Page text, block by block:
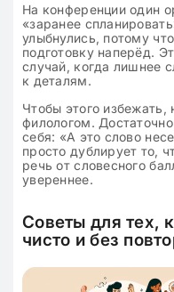
На конференции один
«заранее
улыбнулись, потому
подготовку наперёд.
случай, когда лишнее
к деталям.
Чтобы этого избежать,
филологом.
себя: «А это слово
просто дублирует то,
речь от словесного
увереннее.
Советы для тех,
чисто и без